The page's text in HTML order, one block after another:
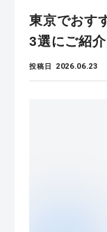
東京でおす
3選にご紹介
投稿日 2026.06.23